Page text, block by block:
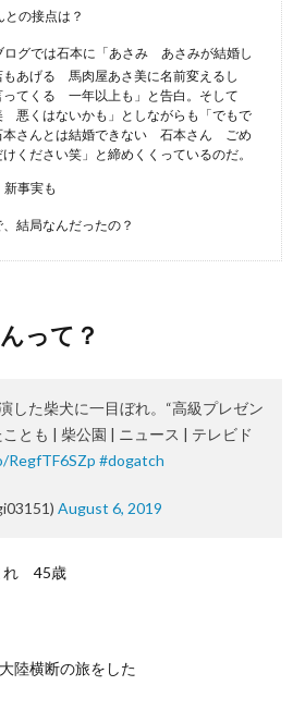
の接点は？
ログでは石本に「あさみ あさみが結婚し
あげる 馬肉屋あさ美に名前変えるし
ってくる 一年以上も」と告白。そして
悪くはないかも」としながらも「でもで
さんとは結婚できない 石本さん ごめ
ください笑」と締めくくっているのだ。
新事実も
、結局なんだったの？
って？
した柴犬に一目ぼれ。“高級プレゼン
ことも | 柴公園 | ニュース | テレビド
#dogatch
August 6, 2019
れ 45歳
陸横断の旅をした